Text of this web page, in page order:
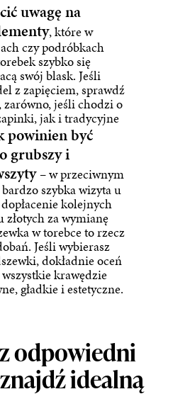
uwagę na
, które w
czy podróbkach
szybko się
swój blask. Jeśli
z zapięciem, sprawdź
zarówno, jeśli chodzi o
jak i tradycyjne
powinien być
grubszy i
– w przeciwnym
szybka wizyta u
kolejnych
za wymianę
w torebce to rzecz
Jeśli wybierasz
dokładnie oceń
krawędzie
gładkie i estetyczne.
odpowiedni
idealną